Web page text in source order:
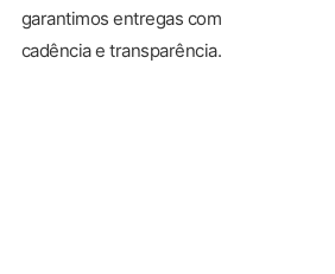
garantimos entregas com
cadência e transparência.